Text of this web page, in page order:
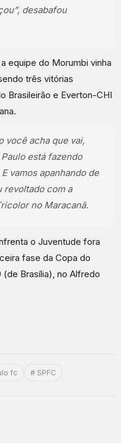
desabafou
equipe do Morumbi vinha
três vitórias
Brasileirão e Everton-CHI
você acha que vai,
está fazendo
vamos apanhando de
revoltado com a
no Maracanã.
o Juventude fora
fase da Copa do
(de Brasília), no Alfredo
fc # SPFC